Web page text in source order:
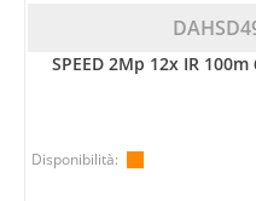
SPEED 2Mp 12x IR
Disponibilità: